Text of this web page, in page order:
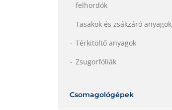
felhordók
Tasakok és zsákzáró anyagok
Térkitöltő anyagok
Zsugorfóliák
Csomagológépek